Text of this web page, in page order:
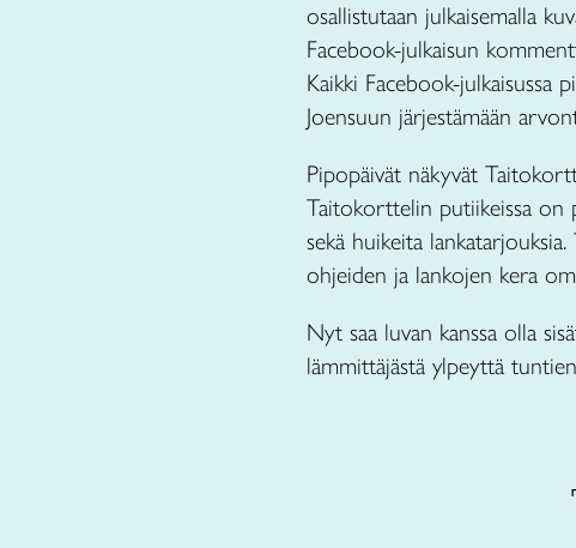
osallistutaan julkaisemalla
Facebook-julkaisun
Kaikki Facebook-julkaisussa
Joensuun järjestämään
Pipopäivät näkyvät
Taitokorttelin putiikeissa on
sekä huikeita
ohjeiden ja lankojen kera
Nyt saa luvan kanssa olla
lämmittäjästä ylpeyttä